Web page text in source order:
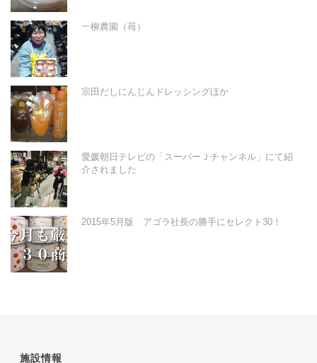
一柳農園（苺）
宗田だしにんじんドレッシングほか
愛媛朝日テレビの「スーパーＪチャンネル」にて紹
介されました
2015年5月版 アゴラ社長の勝手にセレクト30！
施設情報